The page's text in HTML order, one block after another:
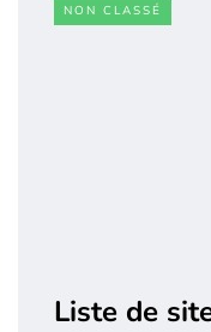
NON CLASSÉ
Liste de